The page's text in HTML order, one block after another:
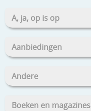
A, ja, op is op
Aanbiedingen
Andere
Boeken en magazines